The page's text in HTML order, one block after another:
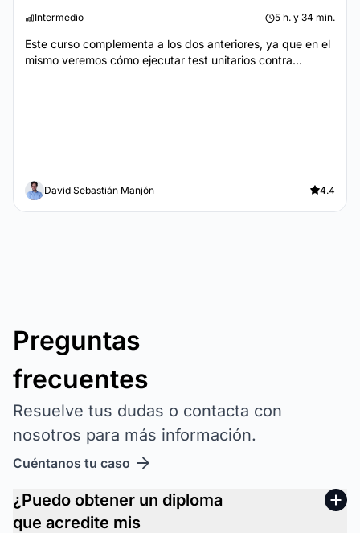
Intermedio 5 h. y 34 min.
Este curso complementa a los dos anteriores, ya que en el
mismo veremos cómo ejecutar test unitarios contra...
David Sebastián Manjón 4.4
Preguntas
frecuentes
Resuelve tus dudas o contacta con
nosotros para más información.
Cuéntanos tu caso
¿Puedo obtener un diploma
que acredite mis